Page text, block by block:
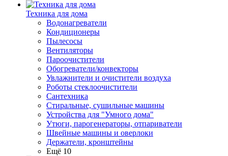
Техника для дома
Водонагреватели
Кондиционеры
Пылесосы
Вентиляторы
Пароочистители
Обогреватели/конвекторы
Увлажнители и очистители воздуха
Роботы стеклоочистители
Сантехника
Стиральные, сушильные машины
Устройства для "Умного дома"
Утюги, парогенераторы, отпариватели
Швейные машины и оверлоки
Держатели, кронштейны
Ещё 10